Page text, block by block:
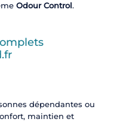
Odour Control .
dépendantes ou
maintien et